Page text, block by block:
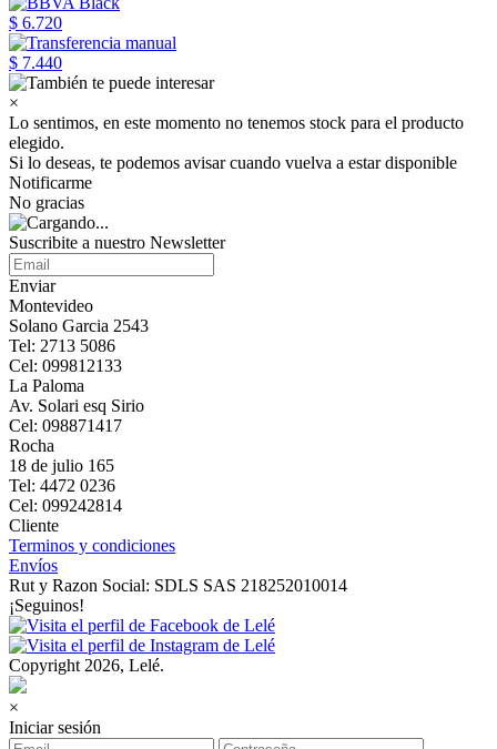
$ 6.720
$ 7.440
×
Lo sentimos, en este momento no tenemos stock para el producto
elegido.
Si lo deseas, te podemos avisar cuando vuelva a estar disponible
Notificarme
No gracias
Suscribite a nuestro Newsletter
Enviar
Montevideo
Solano Garcia 2543
Tel: 2713 5086
Cel: 099812133
La Paloma
Av. Solari esq Sirio
Cel: 098871417
Rocha
18 de julio 165
Tel: 4472 0236
Cel: 099242814
Cliente
Terminos y condiciones
Envíos
Rut y Razon Social: SDLS SAS 218252010014
¡Seguinos!
Copyright 2026, Lelé.
×
Iniciar sesión